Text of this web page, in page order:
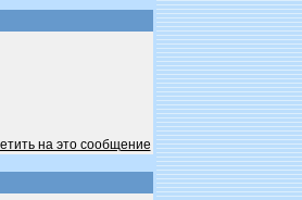
на это сообщение